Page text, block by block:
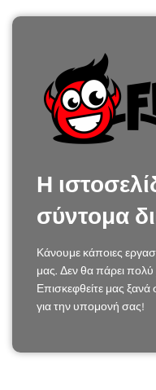
Η
σύντομα
Κάνουμε κάποιες
μας. Δεν θα πάρει
Επισκεφθείτε μας ξανά
για την υπομονή σας!